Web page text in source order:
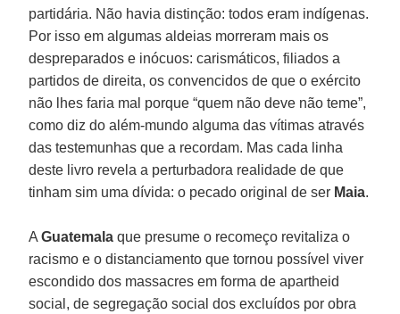
partidária. Não havia distinção: todos eram indígenas.
Por isso em algumas aldeias morreram mais os
despreparados e inócuos: carismáticos, filiados a
partidos de direita, os convencidos de que o exército
não lhes faria mal porque “quem não deve não teme”,
como diz do além-mundo alguma das vítimas através
das testemunhas que a recordam. Mas cada linha
deste livro revela a perturbadora realidade de que
tinham sim uma dívida: o pecado original de ser Maia.
AGuatemala que presume o recomeço revitaliza o
racismo e o distanciamento que tornou possível viver
escondido dos massacres em forma de apartheid
social, de segregação social dos excluídos por obra